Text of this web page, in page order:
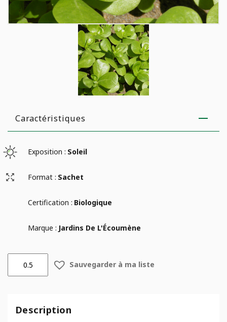
Caractéristiques
Exposition : Soleil
Format : Sachet
Certification : Biologique
Marque : Jardins De L'Écoumène
Pourpier
bio-
Sauvegarder à ma liste
Description